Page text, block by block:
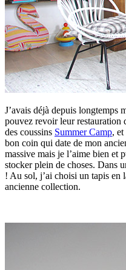
J’avais déjà depuis longtemps
pouvez revoir leur restauration
des coussins Summer Camp,
bon coin qui date de mon
massive mais je l’aime bien et
stocker plein de choses. Dans
! Au sol, j’ai choisi un tapis en
ancienne collection.